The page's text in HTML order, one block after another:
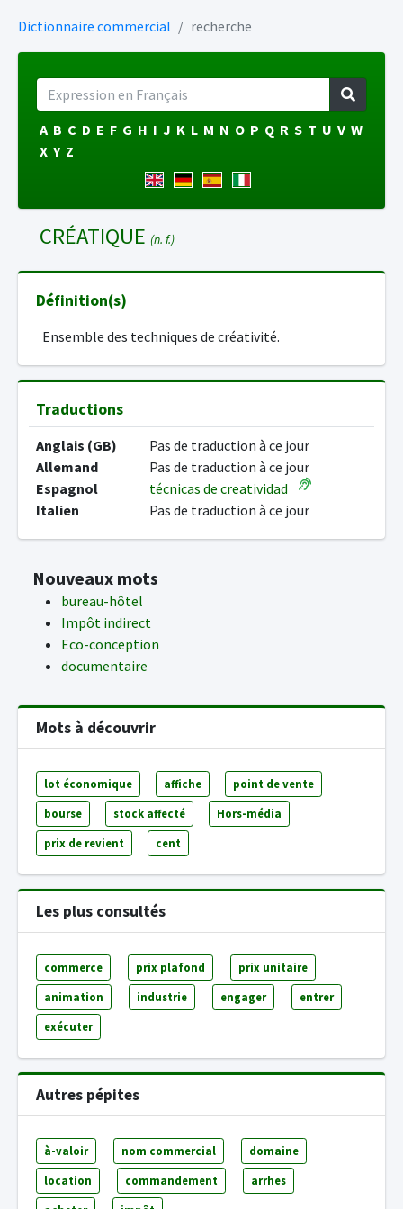
Dictionnaire commercial recherche
A B C D E F G H I J K L M N O P Q R S T U V W
X Y Z
CRÉATIQUE (n. f.)
Définition(s)
Ensemble des techniques de créativité.
Traductions
Anglais (GB)
Pas de traduction à ce jour
Allemand
Pas de traduction à ce jour
Espagnol
técnicas de creatividad
Italien
Pas de traduction à ce jour
Nouveaux mots
bureau-hôtel
Impôt indirect
Eco-conception
documentaire
Mots à découvrir
lot économique affiche point de vente
bourse stock affecté Hors-média
prix de revient cent
Les plus consultés
commerce prix plafond prix unitaire
animation industrie engager entrer
exécuter
Autres pépites
à-valoir nom commercial domaine
location commandement arrhes